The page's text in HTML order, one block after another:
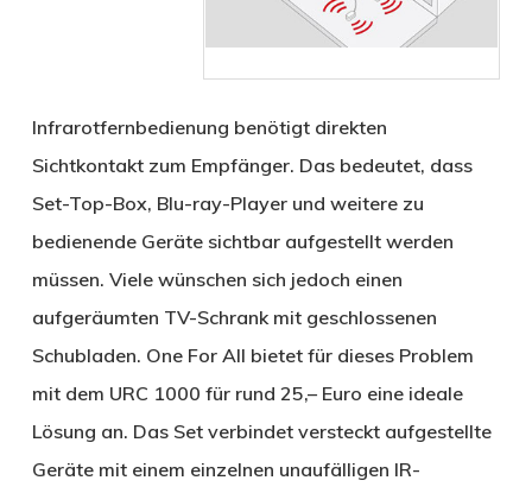
Infrarotfernbedienung benötigt direkten
Sichtkontakt zum Empfänger. Das bedeutet, dass
Set-Top-Box, Blu-ray-Player und weitere zu
bedienende Geräte sichtbar aufgestellt werden
müssen. Viele wünschen sich jedoch einen
aufgeräumten TV-Schrank mit geschlossenen
Schubladen. One For All bietet für dieses Problem
mit dem URC 1000 für rund 25,– Euro eine ideale
Lösung an. Das Set verbindet versteckt aufgestellte
Geräte mit einem einzelnen unaufälligen IR-